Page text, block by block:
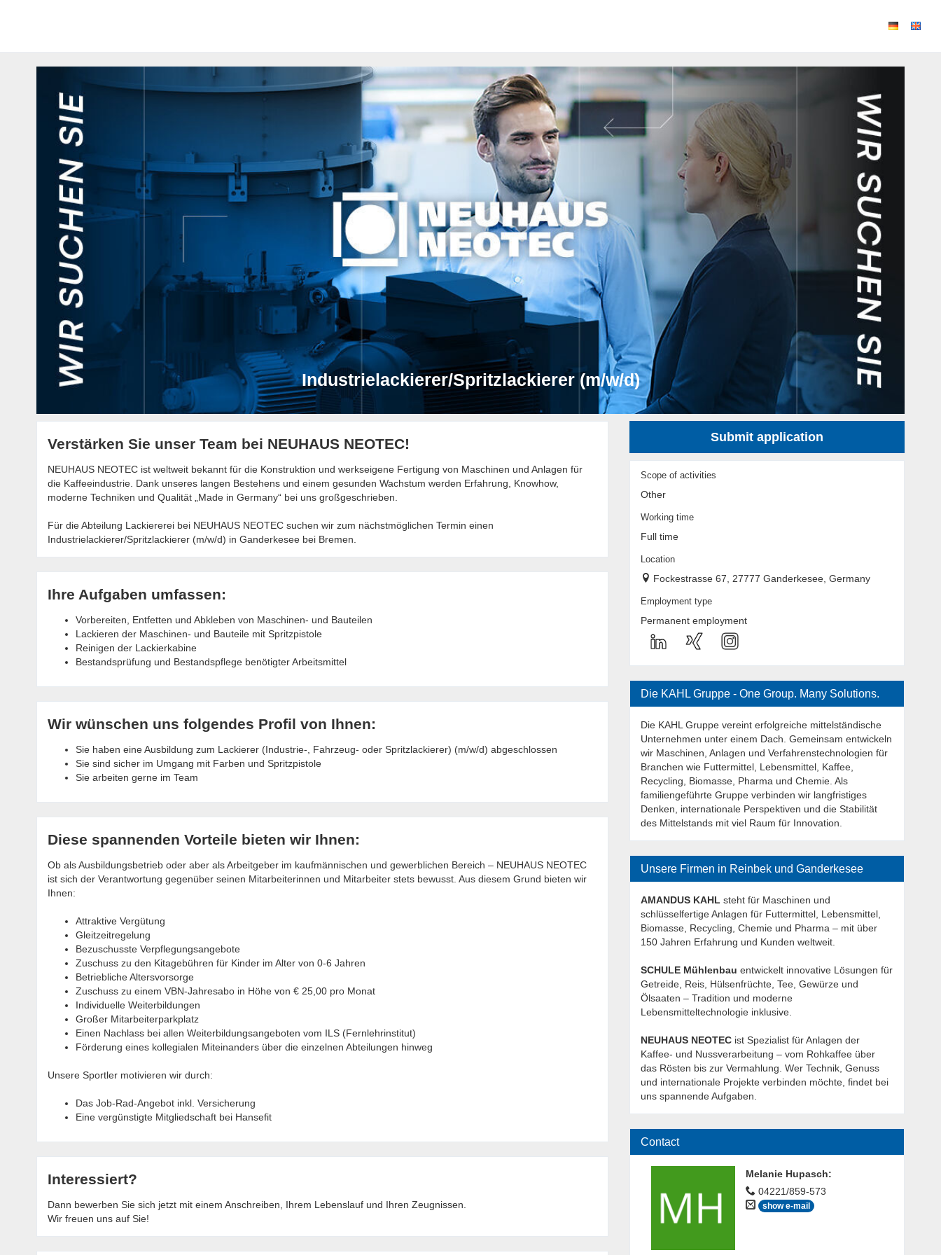
Industrielackierer/Spritzlackierer (m/w/d)
Verstärken Sie unser Team bei NEUHAUS NEOTEC!
NEUHAUS NEOTEC ist weltweit bekannt für die Konstruktion und werkseigene Fertigung von Maschinen und Anlagen für
die Kaffeeindustrie. Dank unseres langen Bestehens und einem gesunden Wachstum werden Erfahrung, Knowhow,
moderne Techniken und Qualität „Made in Germany“ bei uns großgeschrieben.
Für die Abteilung Lackiererei bei NEUHAUS NEOTEC suchen wir zum nächstmöglichen Termin einen
Industrielackierer/Spritzlackierer (m/w/d) in Ganderkesee bei Bremen.
Ihre Aufgaben umfassen:
Vorbereiten, Entfetten und Abkleben von Maschinen- und Bauteilen
Lackieren der Maschinen- und Bauteile mit Spritzpistole
Reinigen der Lackierkabine
Bestandsprüfung und Bestandspflege benötigter Arbeitsmittel
Wir wünschen uns folgendes Profil von Ihnen:
Sie haben eine Ausbildung zum Lackierer (Industrie-, Fahrzeug- oder Spritzlackierer) (m/w/d) abgeschlossen
Sie sind sicher im Umgang mit Farben und Spritzpistole
Sie arbeiten gerne im Team
Diese spannenden Vorteile bieten wir Ihnen:
Ob als Ausbildungsbetrieb oder aber als Arbeitgeber im kaufmännischen und gewerblichen Bereich – NEUHAUS NEOTEC
ist sich der Verantwortung gegenüber seinen Mitarbeiterinnen und Mitarbeiter stets bewusst. Aus diesem Grund bieten wir
Ihnen:
Attraktive Vergütung
Gleitzeitregelung
Bezuschusste Verpflegungsangebote
Zuschuss zu den Kitagebühren für Kinder im Alter von 0-6 Jahren
Betriebliche Altersvorsorge
Zuschuss zu einem VBN-Jahresabo in Höhe von € 25,00 pro Monat
Individuelle Weiterbildungen
Großer Mitarbeiterparkplatz
Einen Nachlass bei allen Weiterbildungsangeboten vom ILS (Fernlehrinstitut)
Förderung eines kollegialen Miteinanders über die einzelnen Abteilungen hinweg
Unsere Sportler motivieren wir durch:
Das Job-Rad-Angebot inkl. Versicherung
Eine vergünstigte Mitgliedschaft bei Hansefit
Interessiert?
Dann bewerben Sie sich jetzt mit einem Anschreiben, Ihrem Lebenslauf und Ihren Zeugnissen.
Wir freuen uns auf Sie!
Submit application
Scope of activities
Other
Working time
Full time
Location
Fockestrasse 67, 27777 Ganderkesee, Germany
Employment type
Permanent employment
Die KAHL Gruppe - One Group. Many Solutions.
Die KAHL Gruppe vereint erfolgreiche mittelständische
Unternehmen unter einem Dach. Gemeinsam entwickeln
wir Maschinen, Anlagen und Verfahrenstechnologien für
Branchen wie Futtermittel, Lebensmittel, Kaffee,
Recycling, Biomasse, Pharma und Chemie. Als
familiengeführte Gruppe verbinden wir langfristiges
Denken, internationale Perspektiven und die Stabilität
des Mittelstands mit viel Raum für Innovation.
Unsere Firmen in Reinbek und Ganderkesee
AMANDUS KAHL steht für Maschinen und
schlüsselfertige Anlagen für Futtermittel, Lebensmittel,
Biomasse, Recycling, Chemie und Pharma – mit über
150 Jahren Erfahrung und Kunden weltweit.
SCHULE Mühlenbau entwickelt innovative Lösungen für
Getreide, Reis, Hülsenfrüchte, Tee, Gewürze und
Ölsaaten – Tradition und moderne
Lebensmitteltechnologie inklusive.
NEUHAUS NEOTECist Spezialist für Anlagen der
Kaffee- und Nussverarbeitung – vom Rohkaffee über
das Rösten bis zur Vermahlung. Wer Technik, Genuss
und internationale Projekte verbinden möchte, findet bei
uns spannende Aufgaben.
Contact
Melanie Hupasch:
04221/859-573
show e-mail